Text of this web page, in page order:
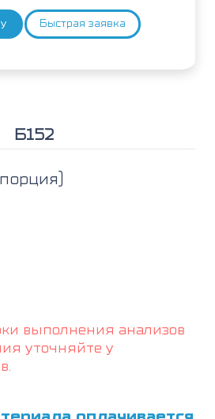
Б152
выполнения анализов
уточняйте у
Быстрая заявка